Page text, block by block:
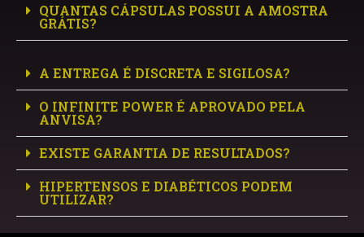
QUANTAS CÁPSULAS POSSUI A AMOSTRA
GRÁTIS?
A ENTREGA É DISCRETA E SIGILOSA?
O INFINITE POWER É APROVADO PELA
ANVISA?
EXISTE GARANTIA DE RESULTADOS?
HIPERTENSOS E DIABÉTICOS PODEM
UTILIZAR?